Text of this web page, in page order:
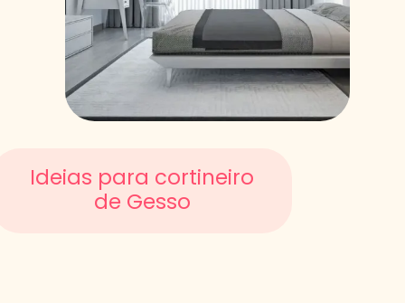
Ideias para cortineiro
de Gesso